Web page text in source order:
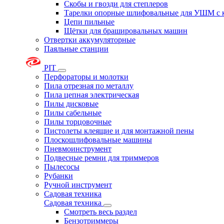
Скобы и гвозди для степлеров
Тарелки опорные шлифовальные для УШМ с
Цепи пильные
Щётки для брашировальных машин
Отвертки аккумуляторные
Паяльные станции
PIT
Перфораторы и молотки
Пила отрезная по металлу
Пила цепная электрическая
Пилы дисковые
Пилы сабельные
Пилы торцовочные
Пистолеты клеящие и для монтажной пены
Плоскошлифовальные машины
Пневмоинструмент
Подвесные ремни для триммеров
Пылесосы
Рубанки
Ручной инструмент
Садовая техника
Садовая техника
Смотреть весь раздел
Бензотриммеры